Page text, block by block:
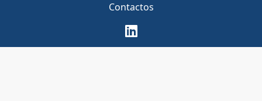
Contactos